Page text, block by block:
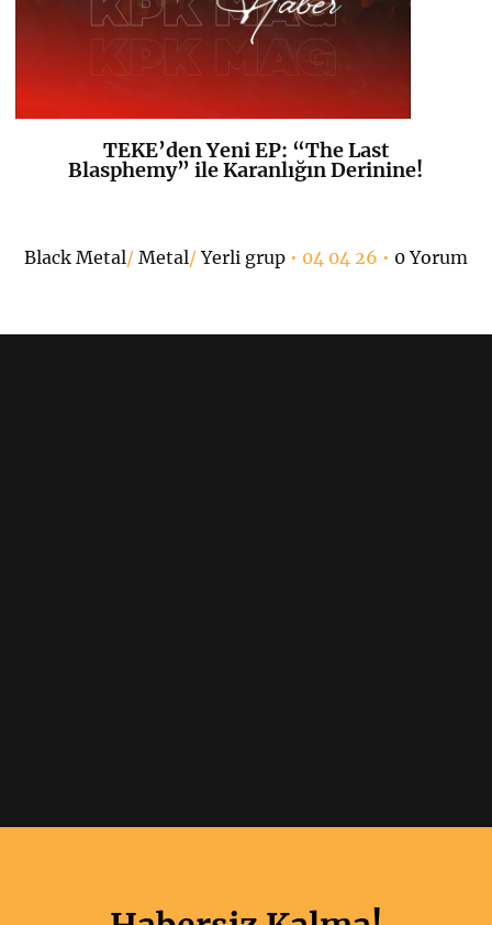
K+
TEKE’den Yeni EP: “The Last
Blasphemy” ile Karanlığın Derinine!
Black Metal/ Metal/Yerli grup• 04 04 26 • 0 Yorum